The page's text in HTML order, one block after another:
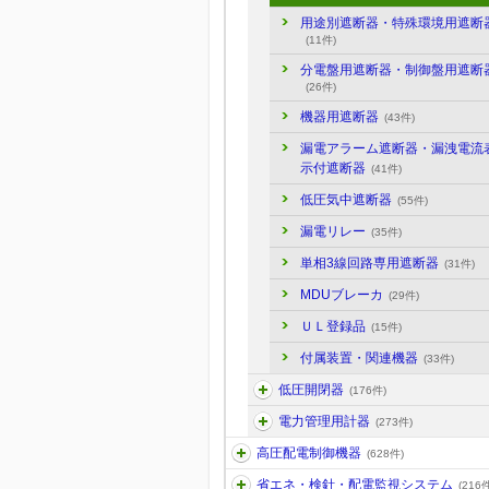
用途別遮断器・特殊環境用遮断
(11件)
分電盤用遮断器・制御盤用遮断
(26件)
機器用遮断器 (43件)
漏電アラーム遮断器・漏洩電流
示付遮断器 (41件)
低圧気中遮断器 (55件)
漏電リレー (35件)
単相3線回路専用遮断器 (31件)
MDUブレーカ (29件)
ＵＬ登録品 (15件)
付属装置・関連機器 (33件)
低圧開閉器 (176件)
電力管理用計器 (273件)
高圧配電制御機器 (628件)
省エネ・検針・配電監視システム (216